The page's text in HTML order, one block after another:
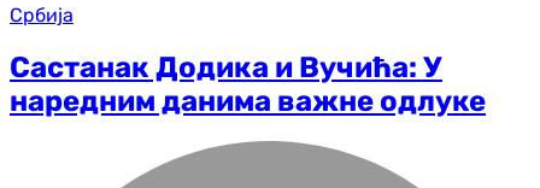
Србија
Састанак Додика и Вучића: У
наредним данима важне одлуке